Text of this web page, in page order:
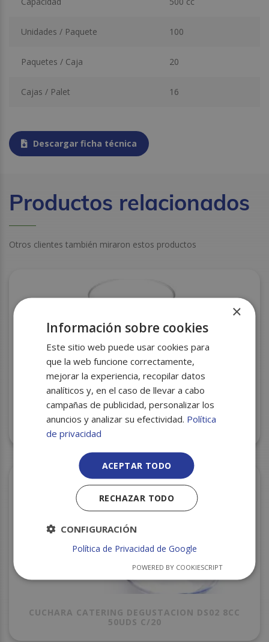
Unidades / Paquete 100
Paquetes / Caja 20
Cajas / Palet 16
Descargar ficha técnica
Productos relacionados
Otros clientes también miraron estos productos
VASO PLASTICO CHUPITO 40CC REUTILIZABLE
CUCHARA CATERING DEGUSTACION DS02 8CC
50UDS C/20
×
Información sobre cookies
Este sitio web puede usar cookies para
que la web funcione correctamente,
mejorar la experiencia, recopilar datos
analíticos y, en el caso de llevar a cabo
campañas de publicidad, personalizar los
anuncios y analizar su efectividad. Política
de privacidad
ACEPTAR TODO
RECHAZAR TODO
CONFIGURACIÓN
Política de Privacidad de Google
POWERED BY COOKIESCRIPT